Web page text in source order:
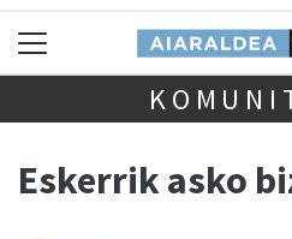
Eskerrik asko